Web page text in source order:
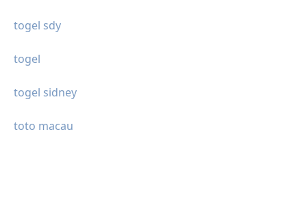
togel sdy
togel
togel sidney
toto macau